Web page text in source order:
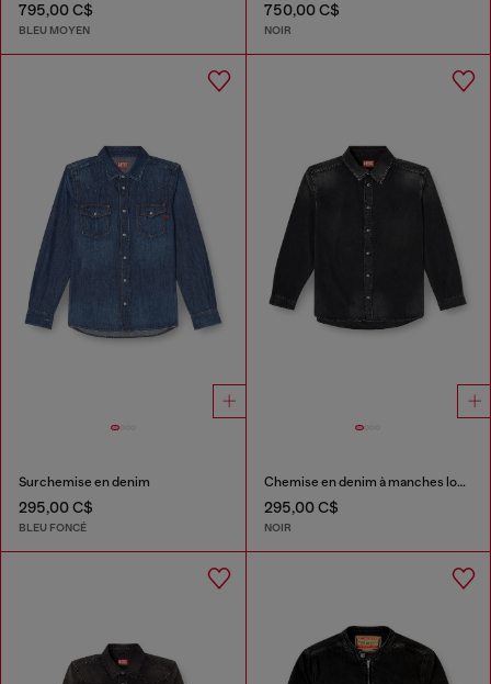
795,00 C$
BLEU MOYEN
750,00 C$
NOIR
Surchemise en denim
295,00 C$
BLEU FONCÉ
Chemise en denim à manches longues
295,00 C$
NOIR